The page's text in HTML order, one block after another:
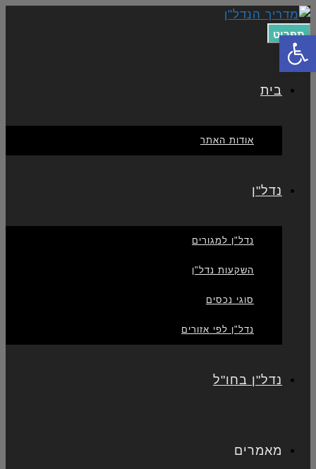
תפריט
בית
אודות האתר
נדל"ן
נדל"ן למגורים
השקעות נדל"ן
סוגי נכסים
נדל"ן לפי אזורים
נדל"ן בחו"ל
מאמרים
פתח סרגל נגישות